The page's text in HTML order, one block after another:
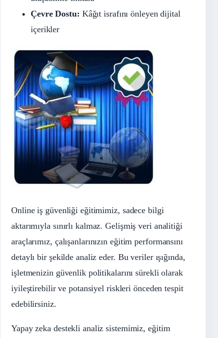
Çevre Dostu: Kâğıt israfını önleyen dijital
içerikler
Online iş güvenliği eğitimimiz, sadece bilgi
aktarımıyla sınırlı kalmaz. Gelişmiş veri analitiği
araçlarımız, çalışanlarınızın eğitim performansını
detaylı bir şekilde analiz eder. Bu veriler ışığında,
işletmenizin güvenlik politikalarını sürekli olarak
iyileştirebilir ve potansiyel riskleri önceden tespit
edebilirsiniz.
Yapay zeka destekli analiz sistemimiz, eğitim